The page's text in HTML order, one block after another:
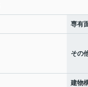
専有
その
建物